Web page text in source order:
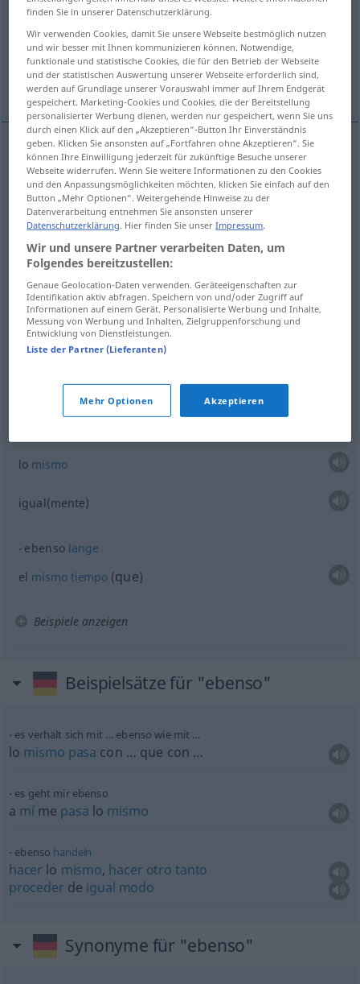
Übersicht aller Übersetzungen
(Für mehr Details die Übersetzung anklicken/antippen)
lo mismo Weitere Beispiele...
mismo ebenso
ebenso → siehe „ebenfalls“
Beispiele
ebensogroßwiemit adj, adv
tan grandecomo
gut
lo mismo
igual(mente)
ebenso lange
el mismo tiempo (que)
Beispiele anzeigen
Beispielsätze für "ebenso"
es verhält sich mit … ebenso wie mit …
lo mismo pasa con … que con …
es geht mir ebenso
a míme pasa lo mismo
ebenso handeln
hacer lo mismo, hacer otro tanto
proceder de igual modo
Synonyme für "ebenso"
finden Sie in unserer Datenschutzerklärung.
Wir verwenden Cookies, damit Sie unsere Webseite bestmöglich nutzen
und wir besser mit Ihnen kommunizieren können. Notwendige,
funktionale und statistische Cookies, die für den Betrieb der Webseite
und der statistischen Auswertung unserer Webseite erforderlich sind,
werden auf Grundlage unserer Vorauswahl immer auf Ihrem Endgerät
gespeichert. Marketing-Cookies und Cookies, die der Bereitstellung
personalisierter Werbung dienen, werden nur gespeichert, wenn Sie uns
durch einen Klick auf den „Akzeptieren“-Button Ihr Einverständnis
geben. Klicken Sie ansonsten auf „Fortfahren ohne Akzeptieren“. Sie
können Ihre Einwilligung jederzeit für zukünftige Besuche unserer
Webseite widerrufen. Wenn Sie weitere Informationen zu den Cookies
und den Anpassungsmöglichkeiten möchten, klicken Sie einfach auf den
Button „Mehr Optionen“. Weitergehende Hinweise zu der
Datenverarbeitung entnehmen Sie ansonsten unserer
Datenschutzerklärung. Hier finden Sie unserImpressum.
Wir und unsere Partner verarbeiten Daten, um
Folgendes bereitzustellen:
Genaue Geolocation-Daten verwenden. Geräteeigenschaften zur
Identifikation aktiv abfragen. Speichern von und/oder Zugriff auf
Informationen auf einem Gerät. Personalisierte Werbung und Inhalte,
Messung von Werbung und Inhalten, Zielgruppenforschung und
Entwicklung von Dienstleistungen.
Liste der Partner (Lieferanten)
Mehr Optionen Akzeptieren